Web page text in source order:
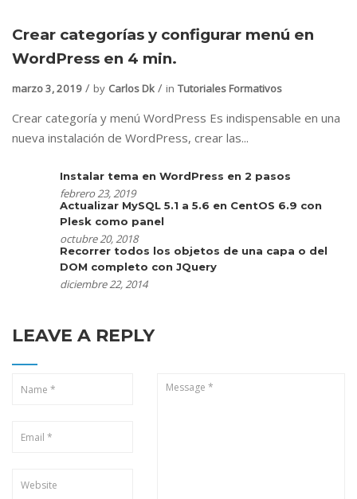
Crear categorías y configurar menú en
WordPress en 4 min.
marzo 3, 2019 by Carlos Dk in Tutoriales Formativos
Crear categoría y menú WordPress Es indispensable en una
nueva instalación de WordPress, crear las...
Instalar tema en WordPress en 2 pasos
febrero 23, 2019
Actualizar MySQL 5.1 a 5.6 en CentOS 6.9 con
Plesk como panel
octubre 20, 2018
Recorrer todos los objetos de una capa o del
DOM completo con JQuery
diciembre 22, 2014
LEAVE A REPLY